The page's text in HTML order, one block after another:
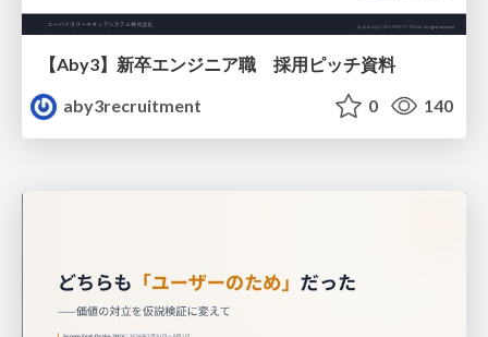
【Aby3】新卒エンジニア職 採用ピッチ資料
aby3recruitment
0 140